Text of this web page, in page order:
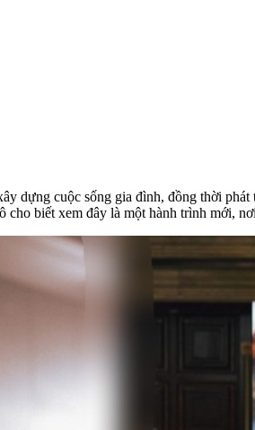
dựng cuộc sống gia đình, đồng thời
biết xem đây là một hành trình mới,